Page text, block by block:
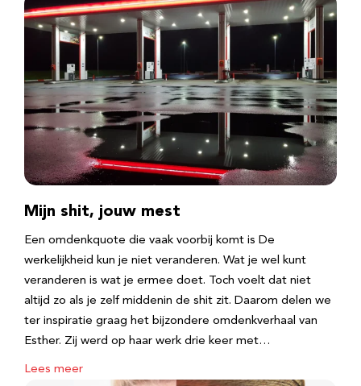
Mijn shit, jouw mest
Een omdenkquote die vaak voorbij komt is De
werkelijkheid kun je niet veranderen. Wat je wel kunt
veranderen is wat je ermee doet. Toch voelt dat niet
altijd zo als je zelf middenin de shit zit. Daarom delen we
ter inspiratie graag het bijzondere omdenkverhaal van
Esther. Zij werd op haar werk drie keer met…
Lees meer